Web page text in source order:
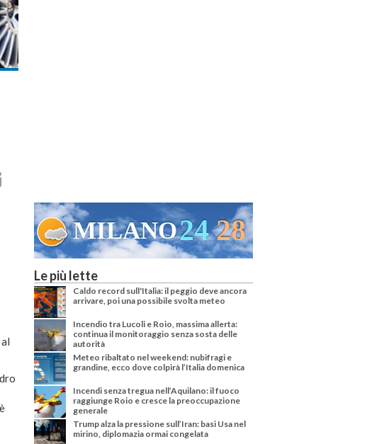
MILANO24 28
Le più lette
Caldo record sull'Italia: il peggio deve ancora
arrivare, poi una possibile svolta meteo
Incendio tra Lucoli e Roio, massima allerta:
continua il monitoraggio senza sosta delle
autorità
Meteo ribaltato nel weekend: nubifragi e
grandine, ecco dove colpirà l’Italia domenica
Incendi senza tregua nell’Aquilano: il fuoco
raggiunge Roio e cresce la preoccupazione
generale
Trump alza la pressione sull’Iran: basi Usa nel
mirino, diplomazia ormai congelata